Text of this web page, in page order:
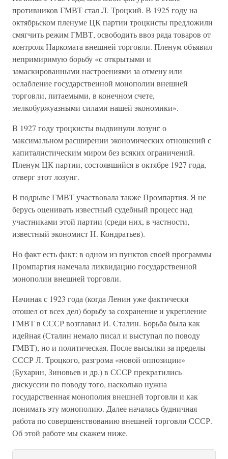
противников ГМВТ стал Л. Троцкий. В 1925 году на
октябрьском пленуме ЦК партии троцкисты предложили
смягчить режим ГМВТ, освободить ввоз ряда товаров от
контроля Наркомата внешней торговли. Пленум объявил
непримиримую борьбу «с открытыми и
замаскированными настроениями за отмену или
ослабление государственной монополии внешней
торговли, питаемыми, в конечном счете,
мелкобуржуазными силами нашей экономики».
В 1927 году троцкисты выдвинули лозунг о
максимальном расширении экономических отношений с
капиталистическим миром без всяких ограничений.
Пленум ЦК партии, состоявшийся в октябре 1927 года,
отверг этот лозунг.
В подрыве ГМВТ участвовала также Промпартия. Я не
берусь оценивать известный судебный процесс над
участниками этой партии (среди них, в частности,
известный экономист Н. Кондратьев).
Но факт есть факт: в одном из пунктов своей программы
Промпартия намечала ликвидацию государственной
монополии внешней торговли.
Начиная с 1923 года (когда Ленин уже фактически
отошел от всех дел) борьбу за сохранение и укрепление
ГМВТ в СССР возглавил И. Сталин. Борьба была как
идейная (Сталин немало писал и выступал по поводу
ГМВТ), но и политическая. После высылки за пределы
СССР Л. Троцкого, разгрома «новой оппозиции»
(Бухарин, Зиновьев и др.) в СССР прекратились
дискуссии по поводу того, насколько нужна
государственная монополия внешней торговли и как
понимать эту монополию. Далее началась будничная
работа по совершенствованию внешней торговли СССР.
Об этой работе мы скажем ниже.